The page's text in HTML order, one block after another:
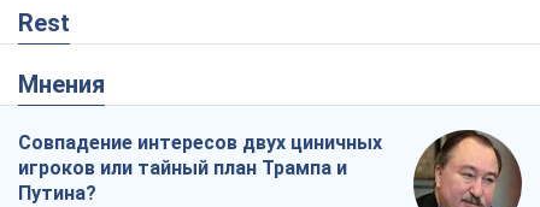
Rest
Мнения
Совпадение интересов двух циничных
игроков или тайный план Трампа и
Путина?